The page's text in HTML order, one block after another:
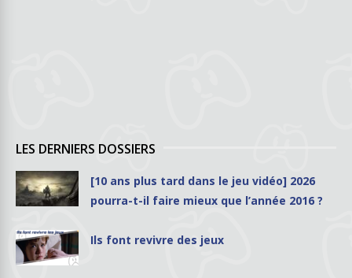
LES DERNIERS DOSSIERS
[10 ans plus tard dans le jeu vidéo] 2026
pourra-t-il faire mieux que l’année 2016 ?
Ils font revivre des jeux